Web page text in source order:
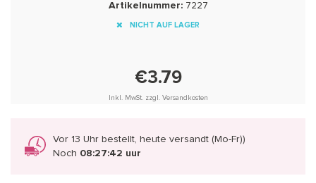
Artikelnummer:7227
NICHT AUF LAGER
€3.79
Inkl. MwSt. zzgl. Versandkosten
Vor 13 Uhr bestellt, heute versandt (Mo-Fr))
Noch 08:27:42 uur